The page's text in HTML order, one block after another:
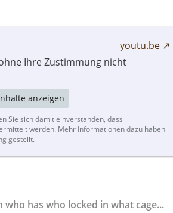
youtu.be
Ihre Zustimmung nicht
anzeigen
Sie sich damit einverstanden, dass
werden. Mehr Informationen dazu haben
gestellt.
who has who locked in what cage...